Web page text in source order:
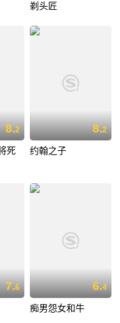
剃头匠
8.2
死
8.2
约翰之子
7.6 6.4
痴男怨女和牛